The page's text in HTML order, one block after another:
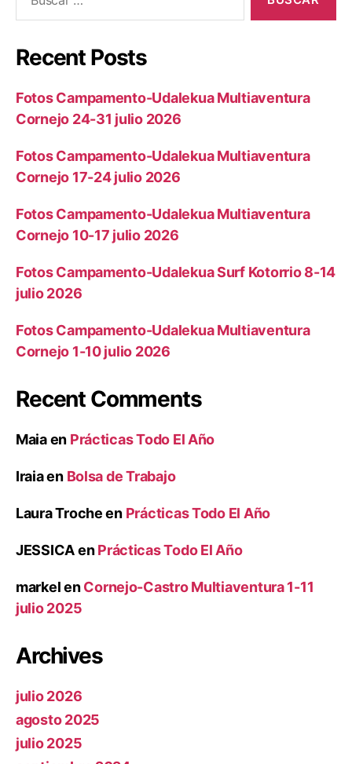
Recent Posts
Fotos Campamento-Udalekua Multiaventura
Cornejo 24-31 julio 2026
Fotos Campamento-Udalekua Multiaventura
Cornejo 17-24 julio 2026
Fotos Campamento-Udalekua Multiaventura
Cornejo 10-17 julio 2026
Fotos Campamento-Udalekua Surf Kotorrio 8-14
julio 2026
Fotos Campamento-Udalekua Multiaventura
Cornejo 1-10 julio 2026
Recent Comments
Maiaen Prácticas Todo El Año
Iraiaen Bolsa de Trabajo
Laura Trocheen Prácticas Todo El Año
JESSICAenPrácticas Todo El Año
markelenCornejo-Castro Multiaventura 1-11
julio 2025
Archives
julio 2026
agosto 2025
julio 2025